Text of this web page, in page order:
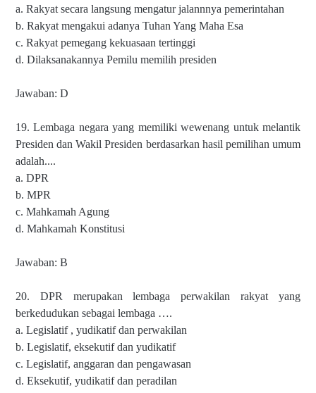
a. Rakyat secara langsung mengatur jalannnya pemerintahan
b. Rakyat mengakui adanya Tuhan Yang Maha Esa
c. Rakyat pemegang kekuasaan tertinggi
d. Dilaksanakannya Pemilu memilih presiden
Jawaban: D
19. Lembaga negara yang memiliki wewenang untuk melantik
Presiden dan Wakil Presiden berdasarkan hasil pemilihan umum
adalah....
a. DPR
b. MPR
c. Mahkamah Agung
d. Mahkamah Konstitusi
Jawaban: B
20. DPR merupakan lembaga perwakilan rakyat yang
berkedudukan sebagai lembaga ….
a. Legislatif , yudikatif dan perwakilan
b. Legislatif, eksekutif dan yudikatif
c. Legislatif, anggaran dan pengawasan
d. Eksekutif, yudikatif dan peradilan